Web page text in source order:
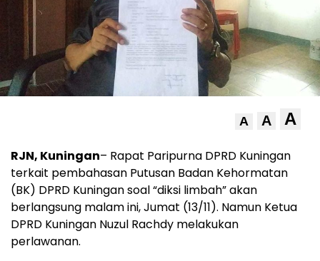
A A A
RJN, Kuningan– Rapat Paripurna DPRD Kuningan
terkait pembahasan Putusan Badan Kehormatan
(BK) DPRD Kuningan soal “diksi limbah” akan
berlangsung malam ini, Jumat (13/11). Namun Ketua
DPRD Kuningan Nuzul Rachdy melakukan
perlawanan.